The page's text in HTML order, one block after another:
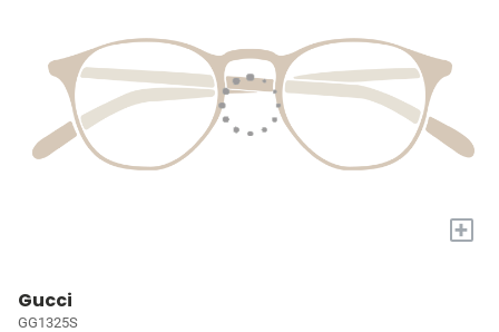
+
Gucci
GG1325S